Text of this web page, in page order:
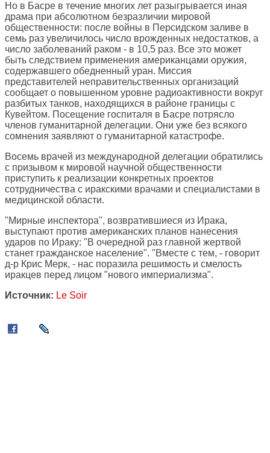
Но в Басре в течение многих лет разыгрывается иная
драма при абсолютном безразличии мировой
общественности: после войны в Персидском заливе в
семь раз увеличилось число врожденных недостатков, а
число заболеваний раком - в 10,5 раз. Все это может
быть следствием применения американцами оружия,
содержавшего обедненный уран. Миссия
представителей неправительственных организаций
сообщает о повышенном уровне радиоактивности вокруг
разбитых танков, находящихся в районе границы с
Кувейтом. Посещение госпиталя в Басре потрясло
членов гуманитарной делегации. Они уже без всякого
сомнения заявляют о гуманитарной катастрофе.
Восемь врачей из международной делегации обратились
с призывом к мировой научной общественности
приступить к реализации конкретных проектов
сотрудничества с иракскими врачами и специалистами в
медицинской области.
"Мирные инспектора", возвратившиеся из Ирака,
выступают против американских планов нанесения
ударов по Ираку: "В очередной раз главной жертвой
станет гражданское население". "Вместе с тем, - говорит
д-р Крис Мерк, - нас поразила решимость и смелость
иракцев перед лицом "нового империализма".
Источник: Le Soir